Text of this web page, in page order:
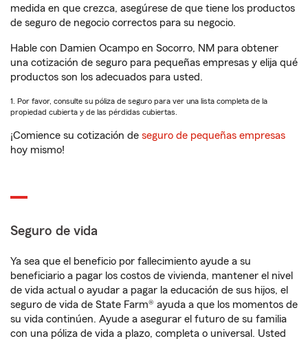
medida en que crezca, asegúrese de que tiene los productos
de seguro de negocio correctos para su negocio.
Hable con Damien Ocampo en Socorro, NM para obtener
una cotización de seguro para pequeñas empresas y elija qué
productos son los adecuados para usted.
1. Por favor, consulte su póliza de seguro para ver una lista completa de la
propiedad cubierta y de las pérdidas cubiertas.
¡Comience su cotización de seguro de pequeñas empresas
hoy mismo!
Seguro de vida
Ya sea que el beneficio por fallecimiento ayude a su
beneficiario a pagar los costos de vivienda, mantener el nivel
de vida actual o ayudar a pagar la educación de sus hijos, el
seguro de vida de State Farm® ayuda a que los momentos de
su vida continúen. Ayude a asegurar el futuro de su familia
con una póliza de vida a plazo, completa o universal. Usted